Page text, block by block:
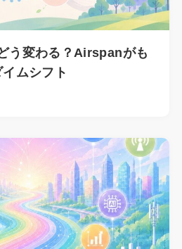
う変わる？Airspanがも
ムシフト